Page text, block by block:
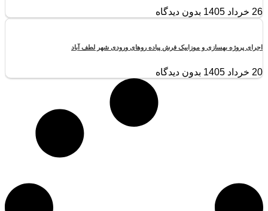
26 خرداد 1405 بدون دیدگاه
اجرای پروژه بهسازی و موزاییک فرش پیاده روهای ورودی شهر لطف آباد
20 خرداد 1405 بدون دیدگاه